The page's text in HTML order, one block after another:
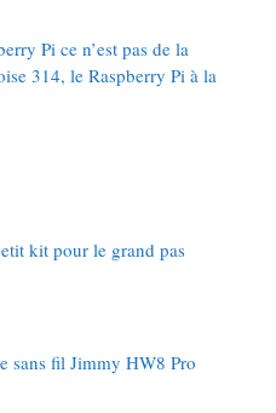
Pi ce n’est pas de la
314, le Raspberry Pi à la
kit pour le grand pas
sans fil Jimmy HW8 Pro